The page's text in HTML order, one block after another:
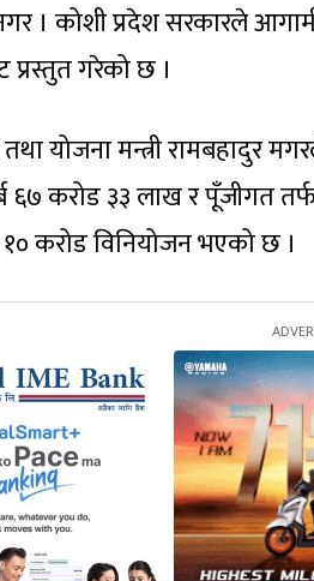
। कोशी प्रदेश सरकारले
गरेको छ ।
योजना मन्त्री रामबहादुर
६७ करोड ३३ लाख र पूँजीगत
करोड विनियोजन भएको छ ।